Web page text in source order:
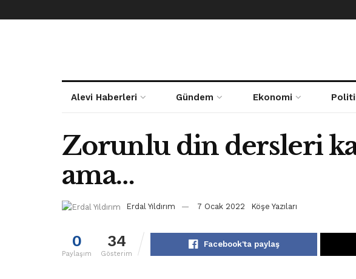
Alevi Haberleri Gündem Ekonomi
Zorunlu din dersleri
ama…
Erdal Yıldırım 7 Ocak 2022 Köşe Yazıları
0
Paylaşım
34
Gösterim
Facebook'ta paylaş